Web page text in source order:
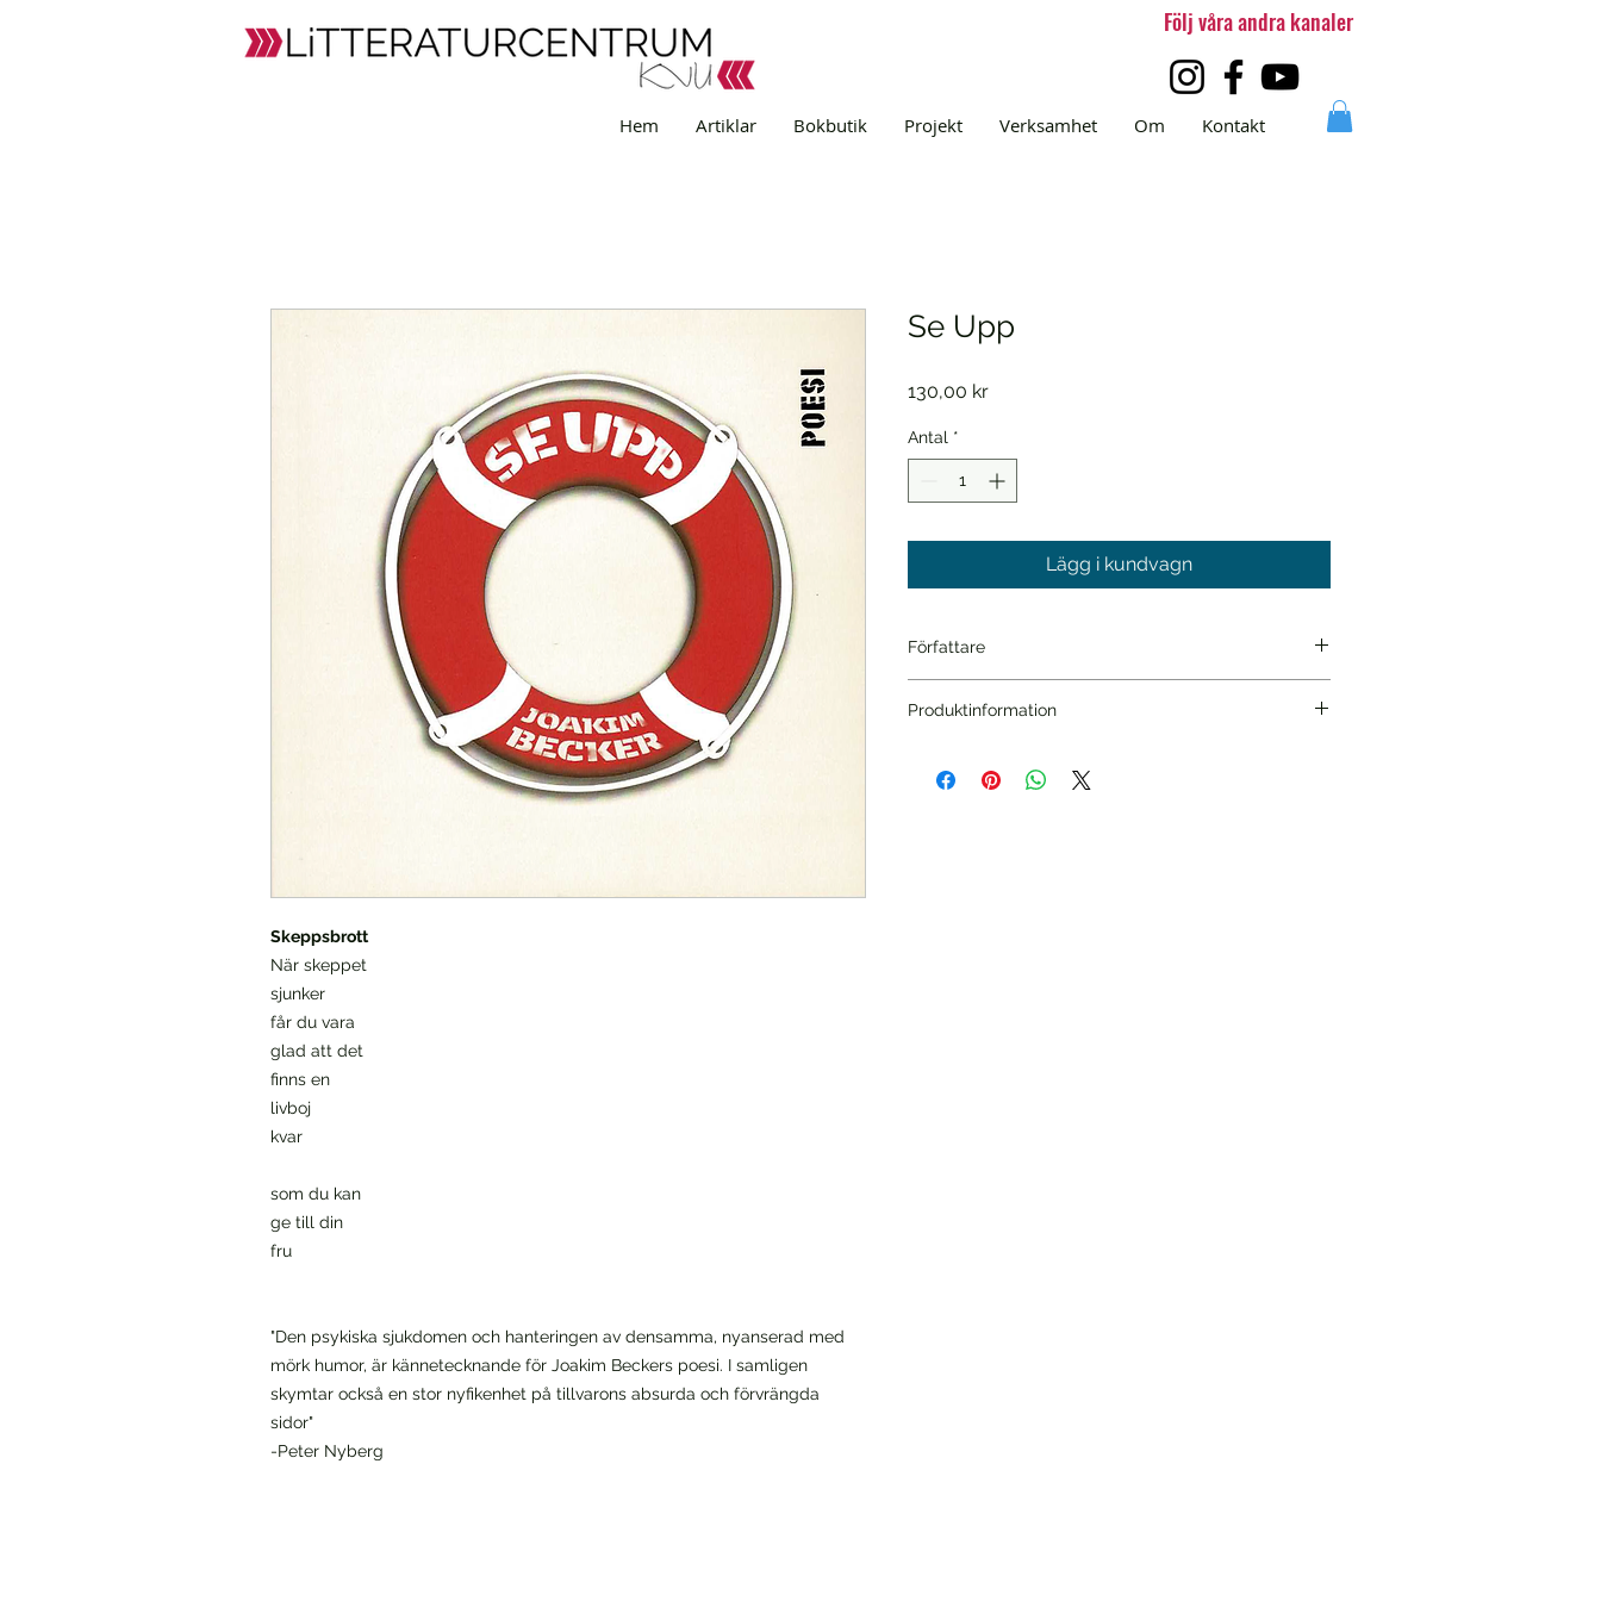
Följ våra andra kanaler
Hem Artiklar Bokbutik Projekt Verksamhet Om Kontakt
Skeppsbrott
När skeppet
sjunker
får du vara
glad att det
finns en
livboj
kvar
som du kan
ge till din
fru
"Den psykiska sjukdomen och hanteringen av densamma, nyanserad med
mörk humor, är kännetecknande för Joakim Beckers poesi. I samligen
skymtar också en stor nyfikenhet på tillvarons absurda och förvrängda
sidor"
-Peter Nyberg
Se Upp
130,00 krPris
Antal *
Lägg i kundvagn
Författare
Produktinformation
Bandtyp